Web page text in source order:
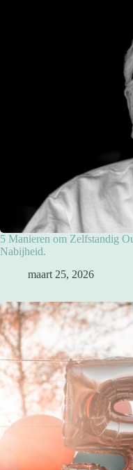
5 Manieren om Zelfstandig
Nabijheid.
maart 25, 2026